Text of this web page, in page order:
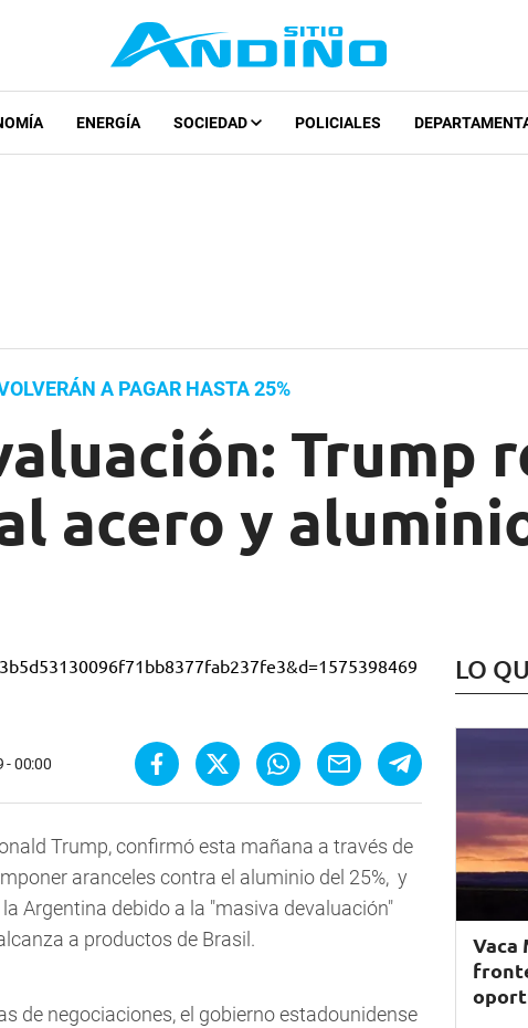
ENERGÍA SOCIEDAD POLICIALES
A PAGAR HASTA 25%
Trump
acero y
- 00:00
Trump, confirmó esta mañana a través de
aranceles contra el aluminio del 25%, y
Argentina debido a la "masiva devaluación"
a productos de Brasil.
de negociaciones, el gobierno estadounidense
LO
Vaca